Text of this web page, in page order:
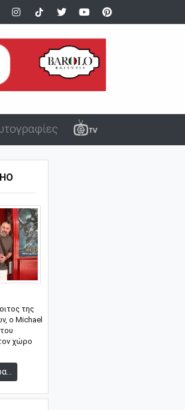
της
ο Michael
χώρο